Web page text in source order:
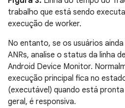
trabalho que está sendo
execução de worker.
No entanto, se os usuários
ANRs, analise o status da linha
Android Device Monitor.
execução principal fica no
(executável) quando está
geral, é responsiva.